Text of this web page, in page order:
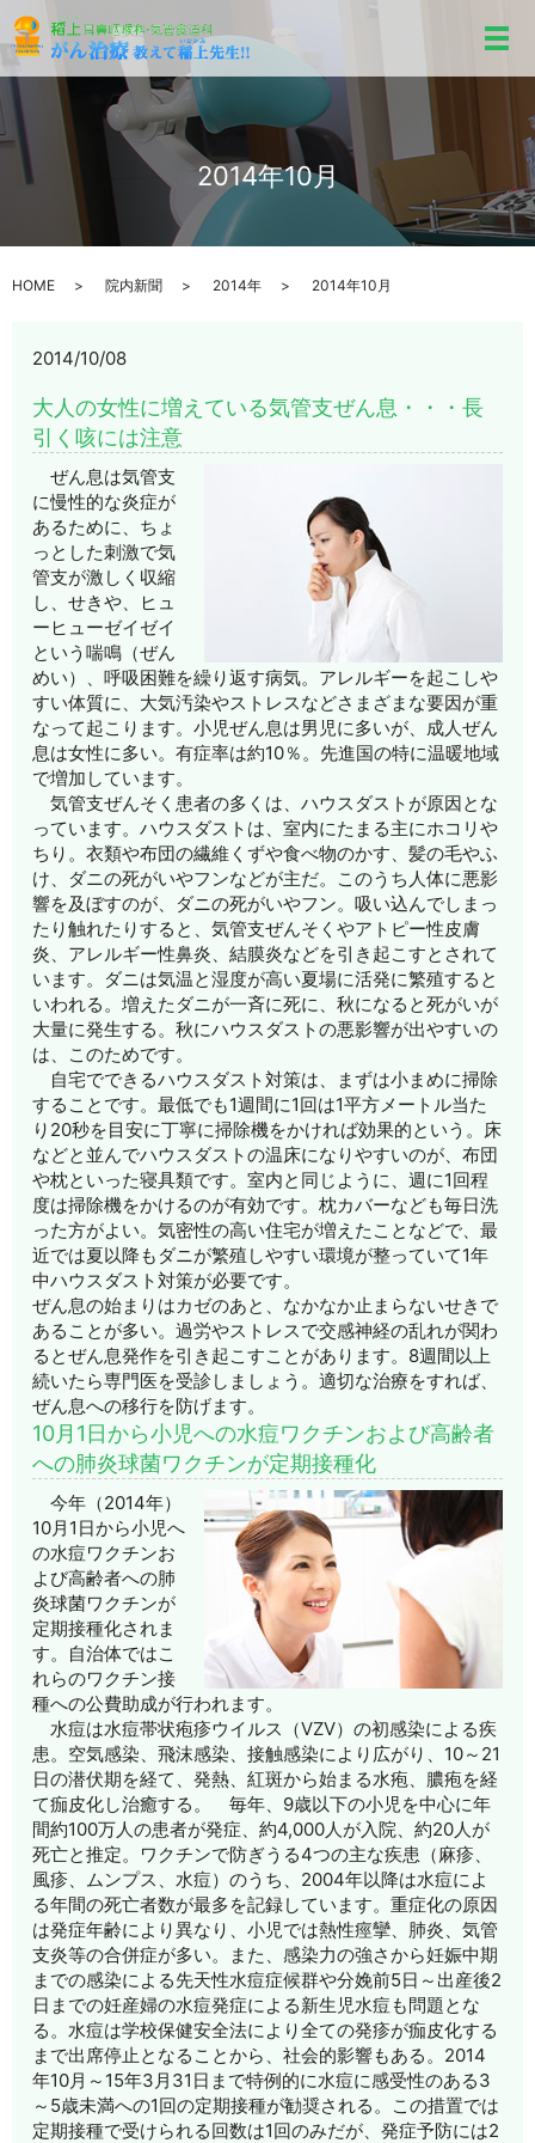
メ
2014年10月
HOME 院内新聞 2014年 2014年10月
2014/10/08
大人の女性に増えている気管支ぜん息・・・長
引く咳には注意
ぜん息は気管支
に慢性的な炎症が
あるために、ちょ
っとした刺激で気
管支が激しく収縮
し、せきや、ヒュ
ーヒューゼイゼイ
という喘鳴（ぜん
めい）、呼吸困難を繰り返す病気。アレルギーを起こしや
すい体質に、大気汚染やストレスなどさまざまな要因が重
なって起こります。小児ぜん息は男児に多いが、成人ぜん
息は女性に多い。有症率は約10％。先進国の特に温暖地域
で増加しています。
気管支ぜんそく患者の多くは、ハウスダストが原因とな
っています。ハウスダストは、室内にたまる主にホコリや
ちり。衣類や布団の繊維くずや食べ物のかす、髪の毛やふ
け、ダニの死がいやフンなどが主だ。このうち人体に悪影
響を及ぼすのが、ダニの死がいやフン。吸い込んでしまっ
たり触れたりすると、気管支ぜんそくやアトピー性皮膚
炎、アレルギー性鼻炎、結膜炎などを引き起こすとされて
います。ダニは気温と湿度が高い夏場に活発に繁殖すると
いわれる。増えたダニが一斉に死に、秋になると死がいが
大量に発生する。秋にハウスダストの悪影響が出やすいの
は、このためです。
自宅でできるハウスダスト対策は、まずは小まめに掃除
することです。最低でも1週間に1回は1平方メートル当た
り20秒を目安に丁寧に掃除機をかければ効果的という。床
などと並んでハウスダストの温床になりやすいのが、布団
や枕といった寝具類です。室内と同じように、週に1回程
度は掃除機をかけるのが有効です。枕カバーなども毎日洗
った方がよい。気密性の高い住宅が増えたことなどで、最
近では夏以降もダニが繁殖しやすい環境が整っていて1年
中ハウスダスト対策が必要です。
ぜん息の始まりはカゼのあと、なかなか止まらないせきで
あることが多い。過労やストレスで交感神経の乱れが関わ
るとぜん息発作を引き起こすことがあります。8週間以上
続いたら専門医を受診しましょう。適切な治療をすれば、
ぜん息への移行を防げます。
10月1日から小児への水痘ワクチンおよび高齢者
への肺炎球菌ワクチンが定期接種化
今年（2014年）
10月1日から小児へ
の水痘ワクチンお
よび高齢者への肺
炎球菌ワクチンが
定期接種化されま
す。自治体ではこ
れらのワクチン接
種への公費助成が行われます。
水痘は水痘帯状疱疹ウイルス（VZV）の初感染による疾
患。空気感染、飛沫感染、接触感染により広がり、10～21
日の潜伏期を経て、発熱、紅斑から始まる水疱、膿疱を経
て痂皮化し治癒する。 毎年、9歳以下の小児を中心に年
間約100万人の患者が発症、約4,000人が入院、約20人が
死亡と推定。ワクチンで防ぎうる4つの主な疾患（麻疹、
風疹、ムンプス、水痘）のうち、2004年以降は水痘によ
る年間の死亡者数が最多を記録しています。重症化の原因
は発症年齢により異なり、小児では熱性痙攣、肺炎、気管
支炎等の合併症が多い。また、感染力の強さから妊娠中期
までの感染による先天性水痘症候群や分娩前5日～出産後2
日までの妊産婦の水痘発症による新生児水痘も問題とな
る。水痘は学校保健安全法により全ての発疹が痂皮化する
まで出席停止となることから、社会的影響もある。2014
年10月～15年3月31日まで特例的に水痘に感受性のある3
～5歳未満への1回の定期接種が勧奨される。この措置では
定期接種で受けられる回数は1回のみだが、発症予防には2